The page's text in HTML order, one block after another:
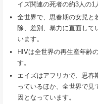
イズ関連の死者の約3人の1
全世界で、思春期の女児と
除、差別、暴力に直面して
います。
HIVは全世界の再生産年齢
す。
エイズはアフリカで、思春
っているほか、全世界で見
因となっています。